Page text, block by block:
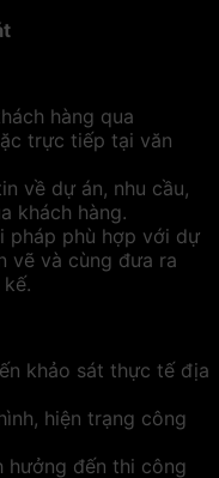
hàng qua
trực tiếp tại văn
về dự án, nhu cầu,
khách hàng.
pháp phù hợp với dự
vẽ và cùng đưa ra
khảo sát thực tế địa
hiện trạng công
hưởng đến thi công